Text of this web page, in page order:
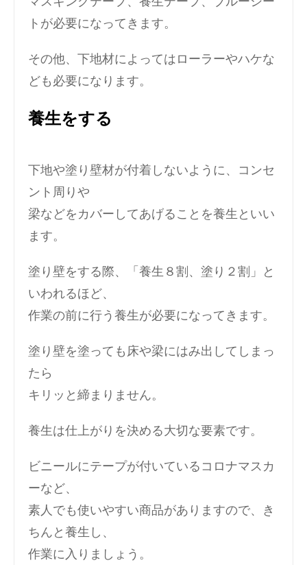
トが必要になってきます。
その他、下地材によってはローラーやハケな
ども必要になります。
養生をする
下地や塗り壁材が付着しないように、コンセ
ント周りや
梁などをカバーしてあげることを養生といい
ます。
塗り壁をする際、「養生８割、塗り２割」と
いわれるほど、
作業の前に行う養生が必要になってきます。
塗り壁を塗っても床や梁にはみ出してしまっ
たら
キリッと締まりません。
養生は仕上がりを決める大切な要素です。
ビニールにテープが付いているコロナマスカ
ーなど、
素人でも使いやすい商品がありますので、き
ちんと養生し、
作業に入りましょう。